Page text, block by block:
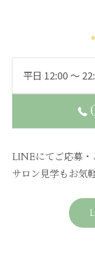
平日 12:00 ～
LINEにてご応募・
サロン見学もお気